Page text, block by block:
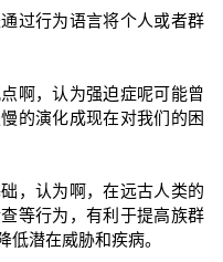
过行为语言将个人或者群
啊，认为强迫症呢可能曾
的演化成现在对我们的困
，认为啊，在远古人类的
等行为，有利于提高族群
低潜在威胁和疾病。